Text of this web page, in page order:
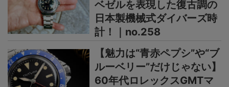
ベゼルを表現した復古調の
日本製機械式ダイバーズ時
計！｜no.258
【魅力は“青赤ペプシ”や“ブ
ルーベリー”だけじゃない】
60年代ロレックスGMTマ